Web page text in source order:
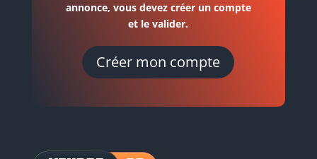
annonce, vous devez créer un compte
et le valider.
Créer mon compte